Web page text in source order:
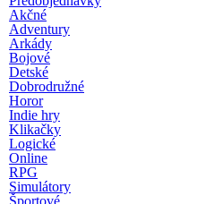
Akčné
Adventury
Arkády
Bojové
Detské
Dobrodružné
Horor
Indie hry
Klikačky
Logické
Online
RPG
Simulátory
Športové